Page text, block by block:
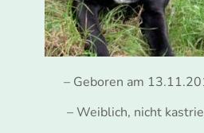
– Geboren am
– Weiblich, nicht